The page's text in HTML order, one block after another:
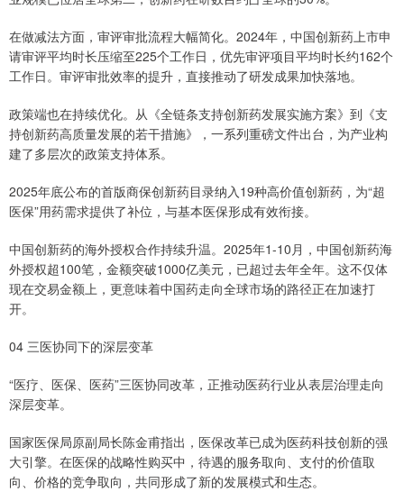
在做减法方面，审评审批流程大幅简化。2024年，中国创新药上市申
请审评平均时长压缩至225个工作日，优先审评项目平均时长约162个
工作日。审评审批效率的提升，直接推动了研发成果加快落地。
政策端也在持续优化。从《全链条支持创新药发展实施方案》到《支
持创新药高质量发展的若干措施》，一系列重磅文件出台，为产业构
建了多层次的政策支持体系。
2025年底公布的首版商保创新药目录纳入19种高价值创新药，为“超
医保”用药需求提供了补位，与基本医保形成有效衔接。
中国创新药的海外授权合作持续升温。2025年1-10月，中国创新药海
外授权超100笔，金额突破1000亿美元，已超过去年全年。这不仅体
现在交易金额上，更意味着中国药走向全球市场的路径正在加速打
开。
04 三医协同下的深层变革
“医疗、医保、医药”三医协同改革，正推动医药行业从表层治理走向
深层变革。
国家医保局原副局长陈金甫指出，医保改革已成为医药科技创新的强
大引擎。在医保的战略性购买中，待遇的服务取向、支付的价值取
向、价格的竞争取向，共同形成了新的发展模式和生态。